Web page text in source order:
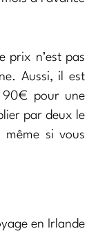
prix n’est pas
Aussi, il est
90€ pour une
par deux le
même si vous
en Irlande